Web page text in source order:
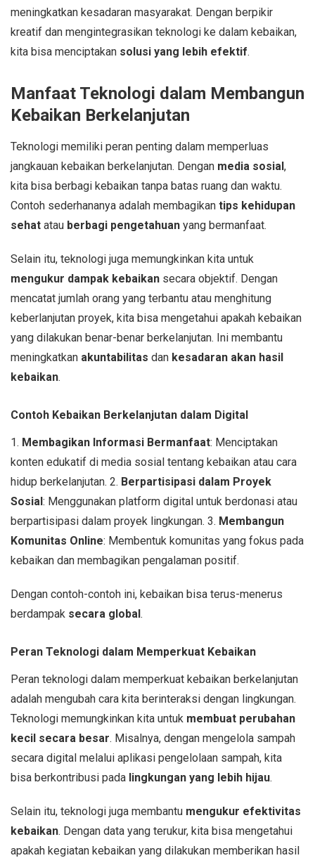
meningkatkan kesadaran masyarakat. Dengan berpikir
kreatif dan mengintegrasikan teknologi ke dalam kebaikan,
kita bisa menciptakan solusi yang lebih efektif.
Manfaat Teknologi dalam Membangun
Kebaikan Berkelanjutan
Teknologi memiliki peran penting dalam memperluas
jangkauan kebaikan berkelanjutan. Dengan media sosial,
kita bisa berbagi kebaikan tanpa batas ruang dan waktu.
Contoh sederhananya adalah membagikan tips kehidupan
sehat atau berbagi pengetahuan yang bermanfaat.
Selain itu, teknologi juga memungkinkan kita untuk
mengukur dampak kebaikan secara objektif. Dengan
mencatat jumlah orang yang terbantu atau menghitung
keberlanjutan proyek, kita bisa mengetahui apakah kebaikan
yang dilakukan benar-benar berkelanjutan. Ini membantu
meningkatkan akuntabilitas dan kesadaran akan hasil
kebaikan.
Contoh Kebaikan Berkelanjutan dalam Digital
1. Membagikan Informasi Bermanfaat: Menciptakan
konten edukatif di media sosial tentang kebaikan atau cara
hidup berkelanjutan. 2. Berpartisipasi dalam Proyek
Sosial: Menggunakan platform digital untuk berdonasi atau
berpartisipasi dalam proyek lingkungan. 3. Membangun
Komunitas Online: Membentuk komunitas yang fokus pada
kebaikan dan membagikan pengalaman positif.
Dengan contoh-contoh ini, kebaikan bisa terus-menerus
berdampak secara global.
Peran Teknologi dalam Memperkuat Kebaikan
Peran teknologi dalam memperkuat kebaikan berkelanjutan
adalah mengubah cara kita berinteraksi dengan lingkungan.
Teknologi memungkinkan kita untuk membuat perubahan
kecil secara besar. Misalnya, dengan mengelola sampah
secara digital melalui aplikasi pengelolaan sampah, kita
bisa berkontribusi pada lingkungan yang lebih hijau.
Selain itu, teknologi juga membantu mengukur efektivitas
kebaikan. Dengan data yang terukur, kita bisa mengetahui
apakah kegiatan kebaikan yang dilakukan memberikan hasil